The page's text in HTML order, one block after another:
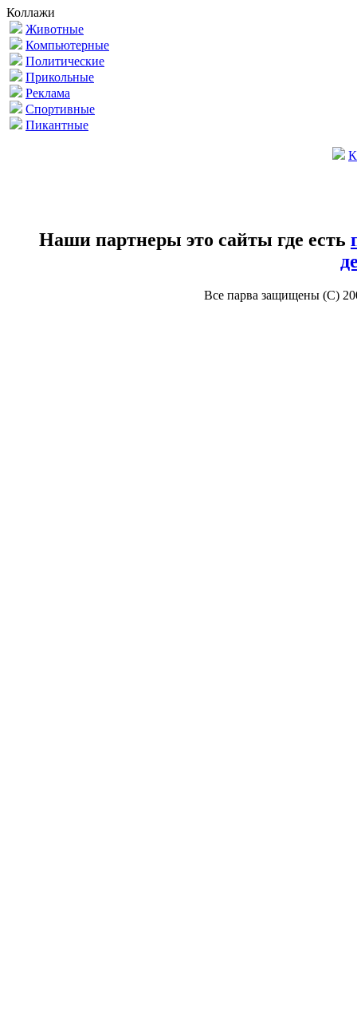
Коллажи
Животные
Компьютерные
Политические
Прикольные
Реклама
Спортивные
Пикантные
Наши партнеры это сайты где есть
Все парва защищены (С)